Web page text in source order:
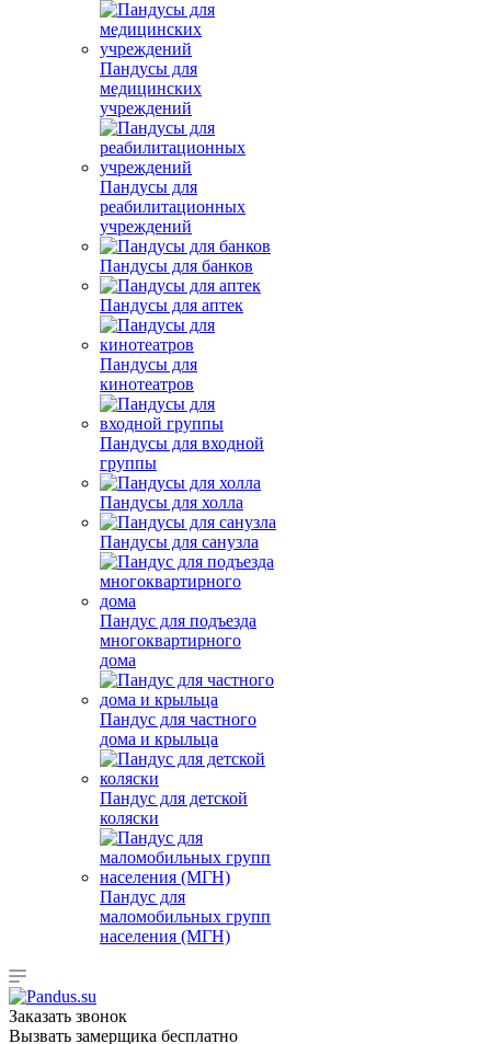
Пандусы для
медицинских
учреждений
Пандусы для
реабилитационных
учреждений
Пандусы для банков
Пандусы для аптек
Пандусы для
кинотеатров
Пандусы для входной
группы
Пандусы для холла
Пандусы для санузла
Пандус для подъезда
многоквартирного
дома
Пандус для частного
дома и крыльца
Пандус для детской
коляски
Пандус для
маломобильных групп
населения (МГН)
Заказать звонок
Вызвать замерщика бесплатно